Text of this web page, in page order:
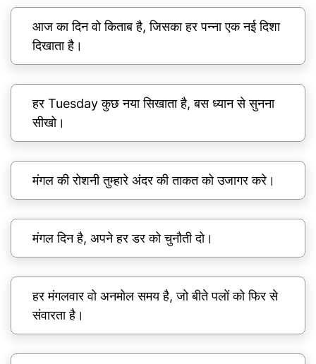
आज का दिन वो किताब है, जिसका हर पन्ना एक नई दिशा
दिखाता है।
हर Tuesday कुछ नया सिखाता है, बस ध्यान से सुनना
सीखो।
मंगल की रोशनी तुम्हारे अंदर की ताकत को उजागर करे।
मंगल दिन है, अपने हर डर को चुनौती दो।
हर मंगलवार वो अनमोल समय है, जो बीते पलों को फिर से
संवारता है।